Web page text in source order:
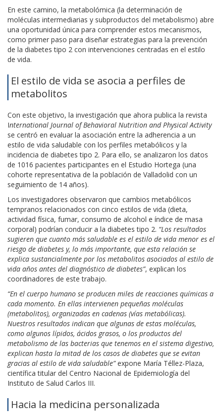
En este camino, la metabolómica (la determinación de
moléculas intermediarias y subproductos del metabolismo) abre
una oportunidad única para comprender estos mecanismos,
como primer paso para diseñar estrategias para la prevención
de la diabetes tipo 2 con intervenciones centradas en el estilo
de vida.
El estilo de vida se asocia a perfiles de
metabolitos
Con este objetivo, la investigación que ahora publica la revista
International Journal of Behavioral Nutrition and Physical Activity
se centró en evaluar la asociación entre la adherencia a un
estilo de vida saludable con los perfiles metabólicos y la
incidencia de diabetes tipo 2. Para ello, se analizaron los datos
de 1016 pacientes participantes en el Estudio Hortega (una
cohorte representativa de la población de Valladolid con un
seguimiento de 14 años).
Los investigadores observaron que cambios metabólicos
tempranos relacionados con cinco estilos de vida (dieta,
actividad física, fumar, consumo de alcohol e índice de masa
corporal) podrían conducir a la diabetes tipo 2. “Los resultados
sugieren que cuanto más saludable es el estilo de vida menor es el
riesgo de diabetes y, lo más importante, que esta relación se
explica sustancialmente por los metabolitos asociados al estilo de
vida años antes del diagnóstico de diabetes”, explican los
coordinadores de este trabajo.
“En el cuerpo humano se producen miles de reacciones químicas a
cada momento. En ellas intervienen pequeñas moléculas
(metabolitos), organizadas en cadenas (vías metabólicas).
Nuestros resultados indican que algunas de estas moléculas,
como algunos lípidos, ácidos grasos, o los productos del
metabolismo de las bacterias que tenemos en el sistema digestivo,
explican hasta la mitad de los casos de diabetes que se evitan
gracias al estilo de vida saludable”expone María Téllez-Plaza,
científica titular del Centro Nacional de Epidemiología del
Instituto de Salud Carlos III.
Hacia la medicina personalizada